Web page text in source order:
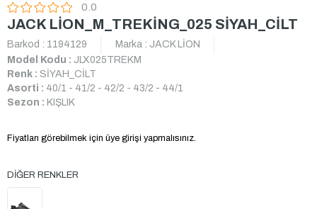
0.0
JACK LİON_M_TREKİNG_025 SİYAH_CİLT
Barkod : 1194129 Marka : JACK LİON
Model Kodu : JLX025TREKM
Renk : SİYAH_CİLT
Asorti : 40/1 - 41/2 - 42/2 - 43/2 - 44/1
Sezon : KIŞLIK
Fiyatları görebilmek için üye girişi yapmalısınız.